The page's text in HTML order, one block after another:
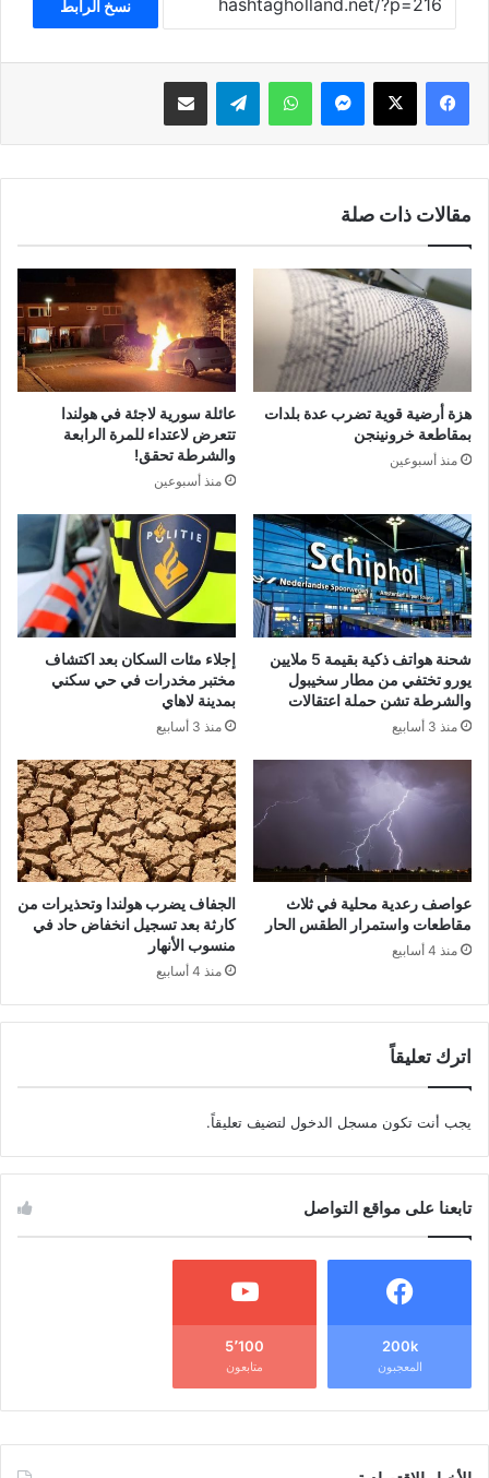
نسخ الرابط
فيسبوك ‫X ماسنجر واتساب تيلقرام مشاركة عبر البريد
مقالات ذات صلة
هزة أرضية قوية تضرب عدة بلدات
بمقاطعة خرونينجن
منذ أسبوعين
عائلة سورية لاجئة في هولندا
تتعرض لاعتداء للمرة الرابعة
والشرطة تحقق!
منذ أسبوعين
شحنة هواتف ذكية بقيمة 5 ملايين
يورو تختفي من مطار سخيبول
والشرطة تشن حملة اعتقالات
منذ 3 أسابيع
إجلاء مئات السكان بعد اكتشاف
مختبر مخدرات في حي سكني
بمدينة لاهاي
منذ 3 أسابيع
عواصف رعدية محلية في ثلاث
مقاطعات واستمرار الطقس الحار
منذ 4 أسابيع
الجفاف يضرب هولندا وتحذيرات من
كارثة بعد تسجيل انخفاض حاد في
منسوب الأنهار
منذ 4 أسابيع
اترك تعليقاً
يجب أنت تكون مسجل الدخول لتضيف تعليقاً.
تابعنا على مواقع التواصل
200k
المعجبون
5٬100
متابعون